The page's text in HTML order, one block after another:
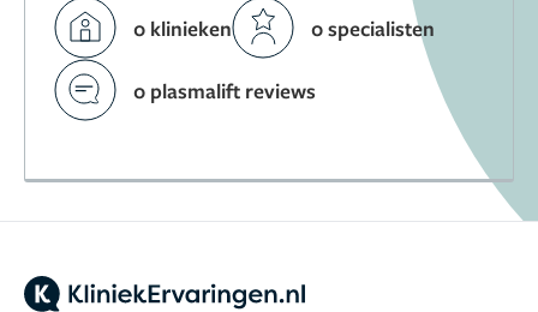
0 klinieken 0 specialisten
0 plasmalift reviews